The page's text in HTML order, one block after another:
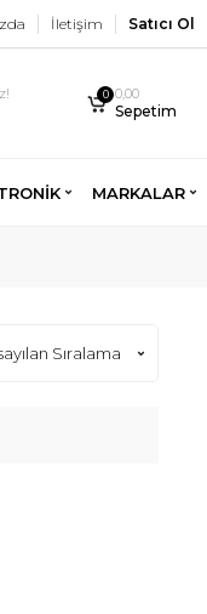
İletişim Satıcı Ol
0 0,00
Sepetim
MARKALAR